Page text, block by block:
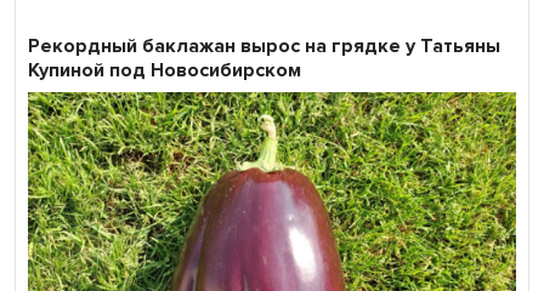
Рекордный баклажан вырос на грядке у Татьяны
Купиной под Новосибирском